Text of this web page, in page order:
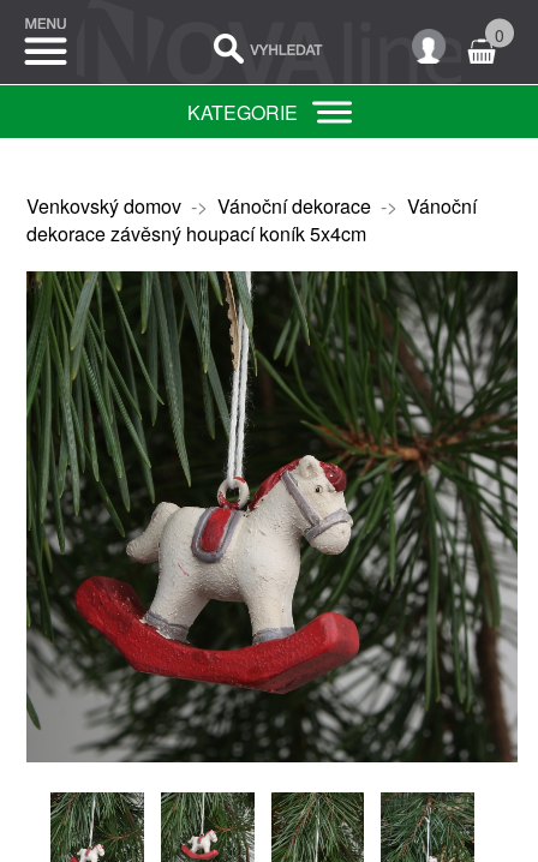
0
KATEGORIE
Venkovský domov-> Vánoční dekorace-> Vánoční
dekorace závěsný houpací koník 5x4cm